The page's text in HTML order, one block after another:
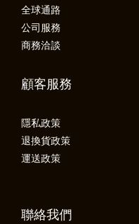
全球通路
公司服務
商務洽談
顧客服務
隱私政策
退換貨政策
運送政策
聯絡我們